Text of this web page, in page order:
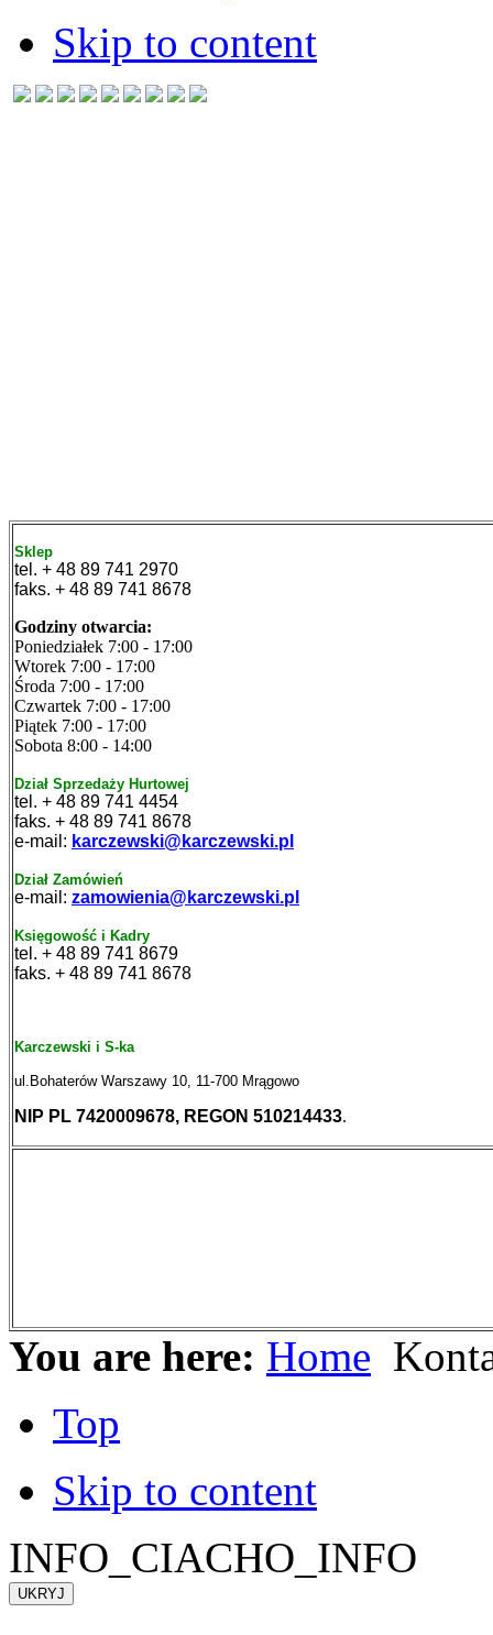
Skip to content
Sklep
tel. + 48 89 741 2970
faks. + 48 89 741 8678
Godziny otwarcia:
Poniedziałek 7:00 - 17:00
Wtorek 7:00 - 17:00
Środa 7:00 - 17:00
Czwartek 7:00 - 17:00
Piątek 7:00 - 17:00
Sobota 8:00 - 14:00
Dział Sprzedaży Hurtowej
tel. + 48 89 741 4454
faks. + 48 89 741 8678
e-mail: karczewski@karczewski.pl
Dział Zamówień
e-mail: zamowienia@karczewski.pl
Księgowość i Kadry
tel. + 48 89 741 8679
faks. + 48 89 741 8678
Karczewski i S-ka
ul.Bohaterów Warszawy 10, 11-700 Mrągowo
NIP PL 7420009678, REGON 510214433.
You are here: Home
Top
Skip to content
INFO_CIACHO_INFO